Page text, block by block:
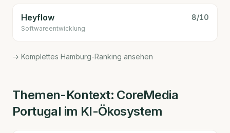
Heyflow 8/10
Software­entwicklung
→ Komplettes Hamburg-Ranking ansehen
Themen-Kontext: CoreMedia
Portugal im KI-Ökosystem